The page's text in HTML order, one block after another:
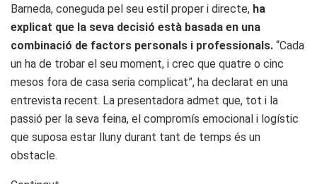
Barneda, coneguda pel seu estil proper i directe, ha
explicat que la seva decisió està basada en una
combinació de factors personals i professionals. “Cada
un ha de trobar el seu moment, i crec que quatre o cinc
mesos fora de casa seria complicat”, ha declarat en una
entrevista recent. La presentadora admet que, tot i la
passió per la seva feina, el compromís emocional i logístic
que suposa estar lluny durant tant de temps és un
obstacle.